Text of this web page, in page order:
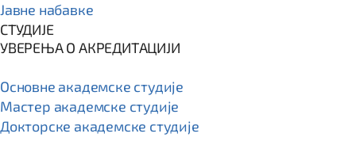
Јавне набавке
СТУДИЈЕ
УВЕРЕЊА О АКРЕДИТАЦИЈИ
Основне академске студије
Мастер академске студије
Докторске академске студије